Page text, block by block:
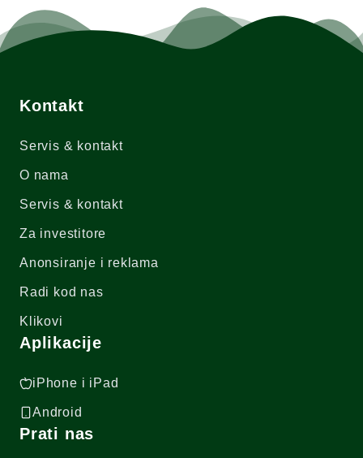
Kontakt
Servis & kontakt
O nama
Servis & kontakt
Za investitore
Anonsiranje i reklama
Radi kod nas
Klikovi
Aplikacije
iPhone i iPad
Android
Prati nas